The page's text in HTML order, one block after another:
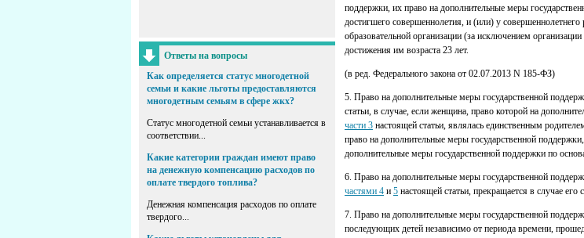
Ответы на вопросы
Как определяется статус многодетной
семьи и какие льготы предоставляются
многодетным семьям в сфере жкх?
Статус многодетной семьи устанавливается в
соответствии...
Какие категории граждан имеют право
на денежную компенсацию расходов по
оплате твердого топлива?
Денежная компенсация расходов по оплате
твердого...
поддержки, их право на дополнительные меры
достигшего совершеннолетия, и (или) у
образовательной организации (за исключением
достижения им возраста 23 лет.
(в ред. Федерального закона от 02.07.2013 N 185-ФЗ)
5. Право на дополнительные меры государственной
статьи, в случае, если женщина, право которой на
части 3 настоящей статьи, являлась единственным
право на дополнительные меры государственной
дополнительные меры государственной поддержки по
6. Право на дополнительные меры государственной
частями 4 и 5 настоящей статьи, прекращается в случае
7. Право на дополнительные меры государственной
последующих детей независимо от периода времени,